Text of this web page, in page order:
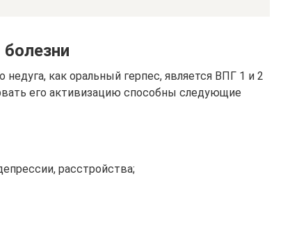
как оральный герпес, является ВПГ 1 и 2
его активизацию способны следующие
расстройства;